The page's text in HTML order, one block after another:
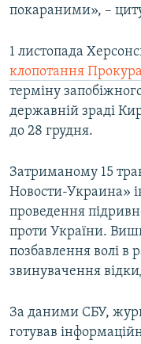
покараними», –
1 листопада
клопотання
терміну
державній зраді
до 28 грудня.
Затриманому 15
Новости-Украина»
проведення
проти України.
позбавлення волі в
звинувачення
За даними СБУ,
готував